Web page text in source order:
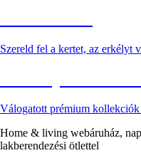
Szereld fel a kertet, az erkélyt
Válogatott prémium
Home & living webáruház,
lakberendezési ötlettel